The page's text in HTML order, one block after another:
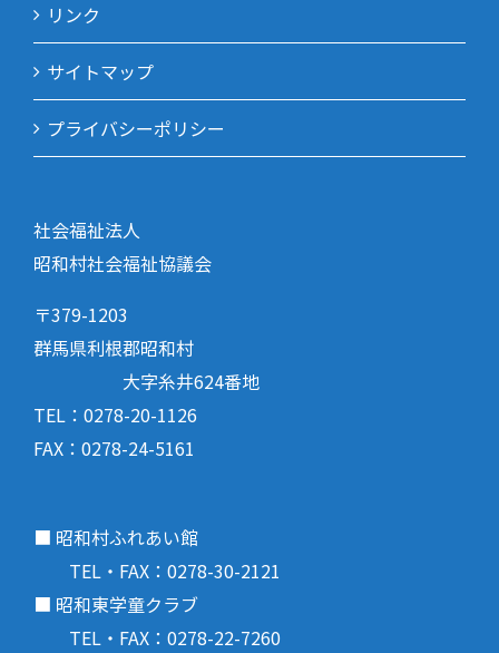
リンク
サイトマップ
プライバシーポリシー
社会福祉法人
昭和村社会福祉協議会
〒379-1203
群馬県利根郡昭和村
大字糸井624番地
TEL：0278-20-1126
FAX：0278-24-5161
■ 昭和村ふれあい館
TEL・FAX：0278-30-2121
■ 昭和東学童クラブ
TEL・FAX：0278-22-7260